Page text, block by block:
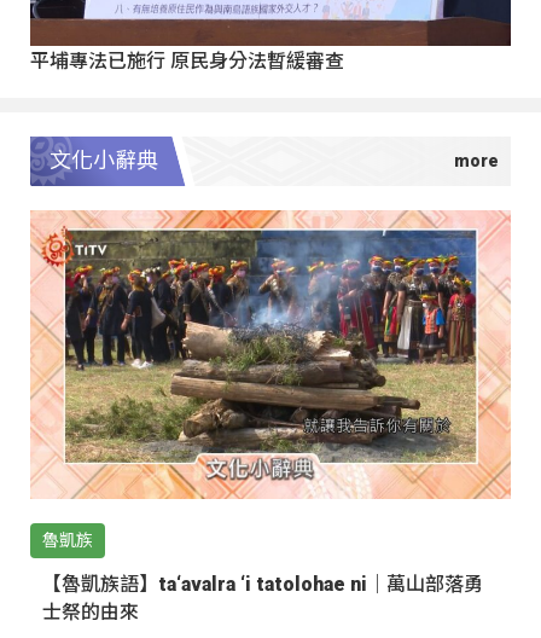
平埔專法已施行 原民身分法暫緩審查
文化小辭典
魯凱族
【魯凱族語】ta‘avalra ‘i tatolohae ni｜萬山部落勇
士祭的由來